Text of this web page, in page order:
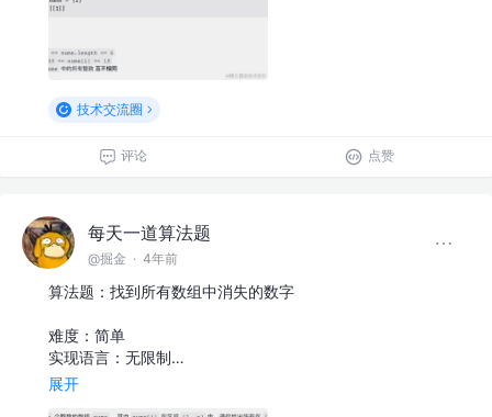
技术交流圈
评论 点赞
每天一道算法题
@掘金 · 4年前
算法题：找到所有数组中消失的数字
难度：简单
实现语言：无限制…
展开